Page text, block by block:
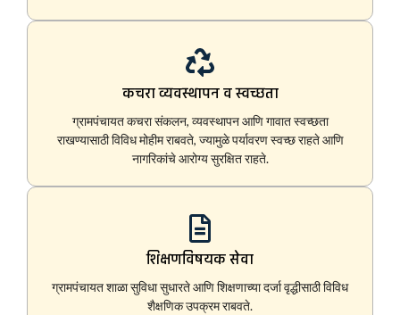
कचरा व्यवस्थापन व स्वच्छता
ग्रामपंचायत कचरा संकलन, व्यवस्थापन आणि गावात स्वच्छता
राखण्यासाठी विविध मोहीम राबवते, ज्यामुळे पर्यावरण स्वच्छ राहते आणि
नागरिकांचे आरोग्य सुरक्षित राहते.
शिक्षणविषयक सेवा
ग्रामपंचायत शाळा सुविधा सुधारते आणि शिक्षणाच्या दर्जा वृद्धीसाठी विविध
शैक्षणिक उपक्रम राबवते.